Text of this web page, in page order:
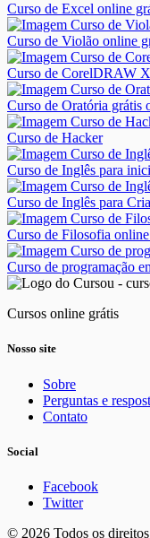
Curso de Excel online
Curso de Violão online
Curso de CorelDRAW
Curso de Oratória grátis
Curso de Hacker
Curso de Inglês para
Curso de Inglês para
Curso de Filosofia
Curso de programação
Cursos online grátis
Nosso site
Sobre
Perguntas e
Contato
Social
Facebook
Twitter
© 2026 Todos os